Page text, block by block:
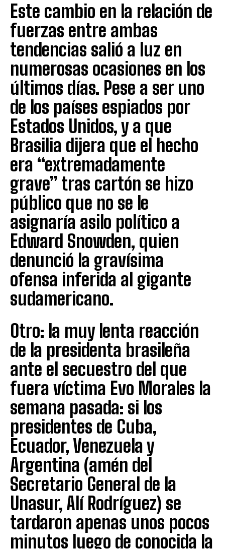
Este cambio en la relación de
fuerzas entre ambas
tendencias salió a luz en
numerosas ocasiones en los
últimos días. Pese a ser uno
de los países espiados por
Estados Unidos, y a que
Brasilia dijera que el hecho
era “extremadamente
grave” tras cartón se hizo
público que no se le
asignaría asilo político a
Edward Snowden, quien
denunció la gravísima
ofensa inferida al gigante
sudamericano.
Otro: la muy lenta reacción
de la presidenta brasileña
ante el secuestro del que
fuera víctima Evo Morales la
semana pasada: si los
presidentes de Cuba,
Ecuador, Venezuela y
Argentina (amén del
Secretario General de la
Unasur, Alí Rodríguez) se
tardaron apenas unos pocos
minutos luego de conocida la